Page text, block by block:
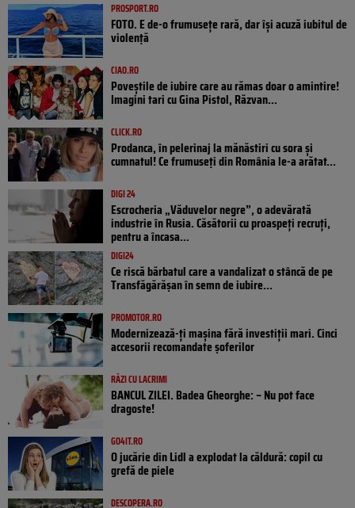
PROSPORT.RO
FOTO. E de-o frumusețe rară, dar își acuză iubitul de
violență
CIAO.RO
Poveştile de iubire care au rămas doar o amintire!
Imagini tari cu Gina Pistol, Răzvan...
CLICK.RO
Prodanca, în pelerinaj la mănăstiri cu sora și
cumnatul! Ce frumuseți din România le-a arătat...
DIGI 24
Escrocheria „Văduvelor negre”, o adevărată
industrie în Rusia. Căsătorii cu proaspeți recruți,
pentru a încasa...
DIGI24
Ce riscă bărbatul care a vandalizat o stâncă de pe
Transfăgărășan în semn de iubire...
PROMOTOR.RO
Modernizează-ți mașina fără investiții mari. Cinci
accesorii recomandate șoferilor
RÂZI CU LACRIMI
BANCUL ZILEI. Badea Gheorghe: – Nu pot face
dragoste!
GO4IT.RO
O jucărie din Lidl a explodat la căldură: copil cu
grefă de piele
DESCOPERA.RO